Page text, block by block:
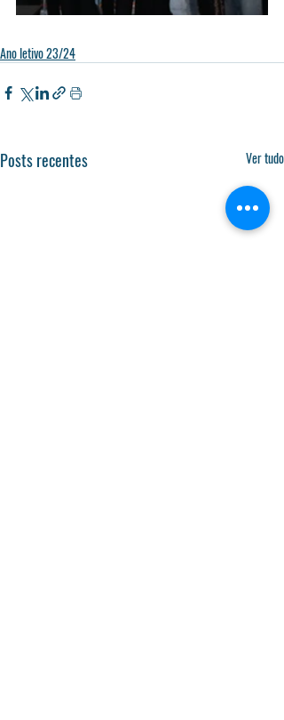
Ano letivo 23/24
Posts recentes Ver tudo